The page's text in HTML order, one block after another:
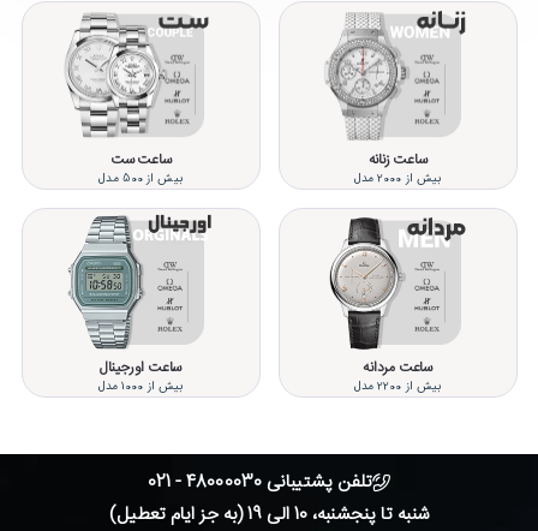
ساعت زنانه
بیش از 2000 مدل
ساعت ست
بیش از 500 مدل
ساعت مردانه
بیش از 2200 مدل
ساعت اورجینال
بیش از 1000 مدل
تلفن پشتیبانی 48000030 - 021
شنبه تا پنجشنبه، 10 الی 19 (به جز ایام تعطیل)